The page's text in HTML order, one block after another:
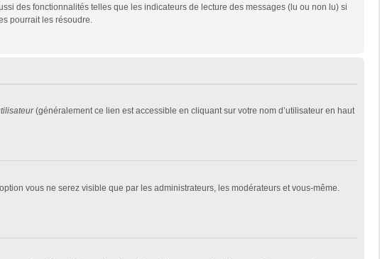
des fonctionnalités telles que les indicateurs de lecture des messages (lu ou non lu) si
pourrait les résoudre.
(généralement ce lien est accessible en cliquant sur votre nom d’utilisateur en haut
vous ne serez visible que par les administrateurs, les modérateurs et vous-même.